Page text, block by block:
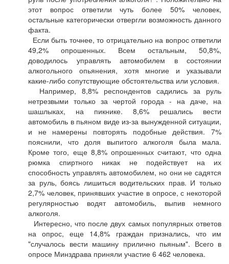
этот вопрос ответили чуть более 50% человек,
остальные категорически отвергли возможность данного
факта.
Если быть точнее, то отрицательно на вопрос ответили
49,2% опрошенных. Всем остальным, 50,8%,
доводилось управлять автомобилем в состоянии
алкогольного опьянения, хотя многие и указывали
какие-либо сопутствующие обстоятельства или условия.
Например, 8,8% респондентов садились за руль
нетрезвыми только за чертой города - на даче, на
шашлыках, на пикнике. 8,6% решались вести
автомобиль в пьяном виде из-за вынужденной ситуации,
и не намерены повторять подобные действия. 7%
пояснили, что доля выпитого алкоголя была мала.
Кроме того, еще 8,8% опрошенных считают, что одна
рюмка спиртного никак не подействует на их
способность управлять автомобилем, но они не садятся
за руль, боясь лишиться водительских прав. И только
2,7% человек, принявших участие в опросе, с некоторой
регулярностью водят автомобиль, выпив немного
алкоголя.
Интересно, что после двух самых популярных ответов
на опрос, еще 14,8% граждан признались, что им
"случалось вести машину прилично пьяным". Всего в
опросе Минздрава приняли участие 6 462 человека.